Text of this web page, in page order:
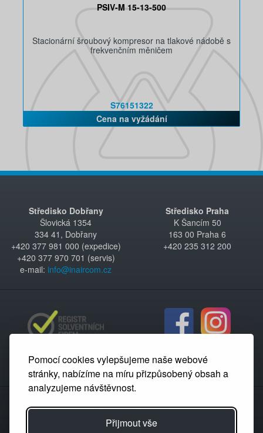
Pomocí cookies vylepšujeme naše webové
stránky, nabízíme na míru přizpůsobený obsah a
analyzujeme návštěvnost.
Přijmout vše
PSIV-M 15-13-500
Stacionární šroubový kompresor na tlakové nádobě s
frekvenčním měničem
S76151322
Cena na vyžádání
Středisko Dobřany
Šlovická 1354
334 41, Dobřany
+420 377 981 000 (expedice)
+420 377 970 701 (servis)
e-mail: info@inaircom.cz
Středisko Praha
K Šancím 50
163 00 Praha 6
+420 235 312 200
Partnerský portál